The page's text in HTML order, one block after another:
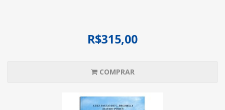
R$315,00
COMPRAR